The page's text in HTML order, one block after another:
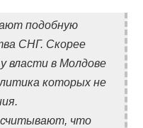
подобную
СНГ. Скорее
власти в Молдове
которых не
что